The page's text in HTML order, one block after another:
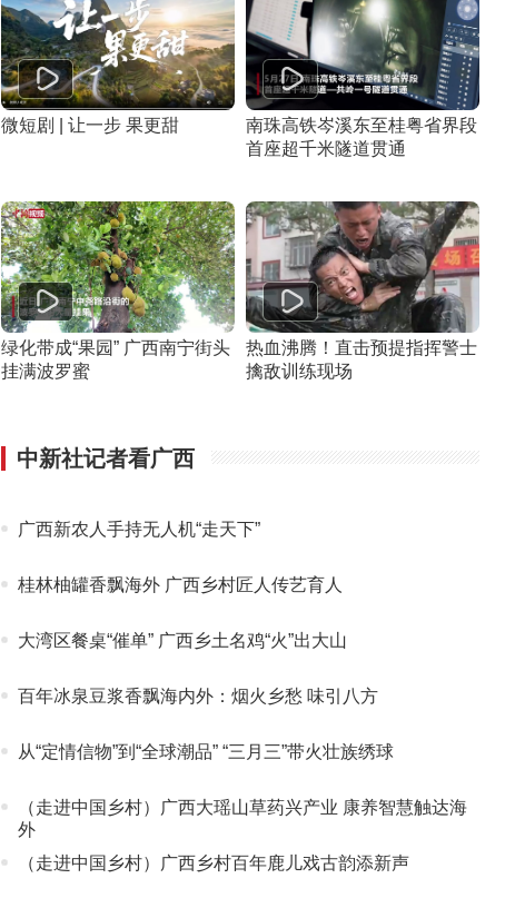
微短剧 | 让一步 果更甜
南珠高铁岑溪东至桂粤省界段
首座超千米隧道贯通
绿化带成“果园” 广西南宁街头
挂满波罗蜜
热血沸腾！直击预提指挥警士
擒敌训练现场
中新社记者看广西
广西新农人手持无人机“走天下”
桂林柚罐香飘海外 广西乡村匠人传艺育人
大湾区餐桌“催单” 广西乡土名鸡“火”出大山
百年冰泉豆浆香飘海内外：烟火乡愁 味引八方
从“定情信物”到“全球潮品” “三月三”带火壮族绣球
（走进中国乡村）广西大瑶山草药兴产业 康养智慧触达海
外
（走进中国乡村）广西乡村百年鹿儿戏古韵添新声